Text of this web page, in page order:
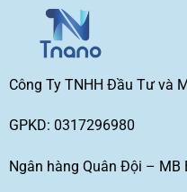
Công Ty TNHH Đầu Tư và
GPKD: 0317296980
Ngân hàng Quân Đội – MB